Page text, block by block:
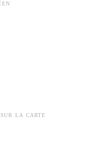
LA CARTE